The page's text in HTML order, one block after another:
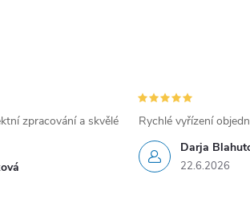
zpracování a skvělé
Darja
22.6.2026
Rychlé vyřízení